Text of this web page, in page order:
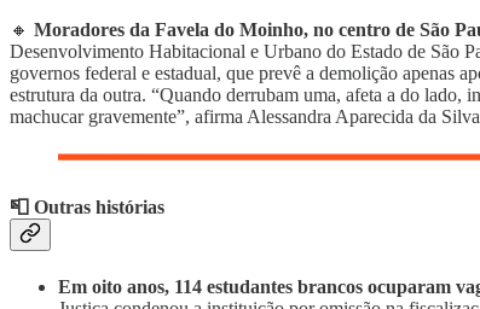
🔸 Moradores da Favela do Moinho, no centro de São
Desenvolvimento Habitacional e Urbano do Estado de São
governos federal e estadual, que prevê a demolição apenas
estrutura da outra. “Quando derrubam uma, afeta a do lado,
machucar gravemente”, afirma Alessandra Aparecida da
📮 Outras histórias
Em oito anos, 114 estudantes brancos ocuparam